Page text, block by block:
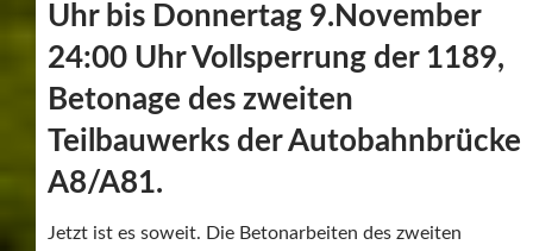
Uhr bis Donnertag 9.November
24:00 Uhr Vollsperrung der 1189,
Betonage des zweiten
Teilbauwerks der Autobahnbrücke
A8/A81.
Jetzt ist es soweit. Die Betonarbeiten des zweiten